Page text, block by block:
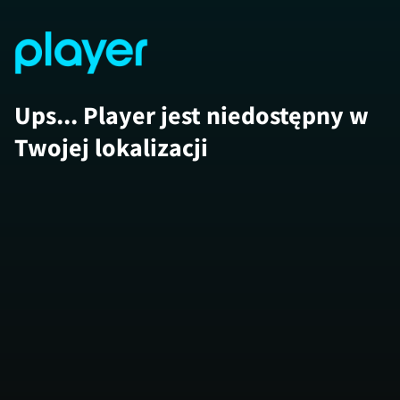
Ups... Player jest niedostępny w
Twojej lokalizacji